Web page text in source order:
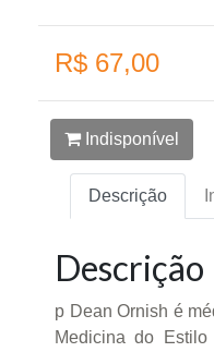
R$ 67,00
Indisponível
Descrição
Descrição
p Dean Ornish é
Medicina do